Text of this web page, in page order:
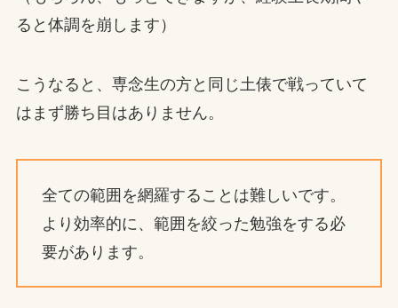
ると体調を崩します）
こうなると、専念生の方と同じ土俵で戦っていて
はまず勝ち目はありません。
全ての範囲を網羅することは難しいです。
より効率的に、範囲を絞った勉強をする必
要があります。